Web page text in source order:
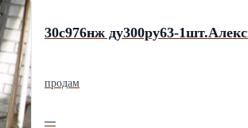
30с976нж ду300ру63-
продам
—